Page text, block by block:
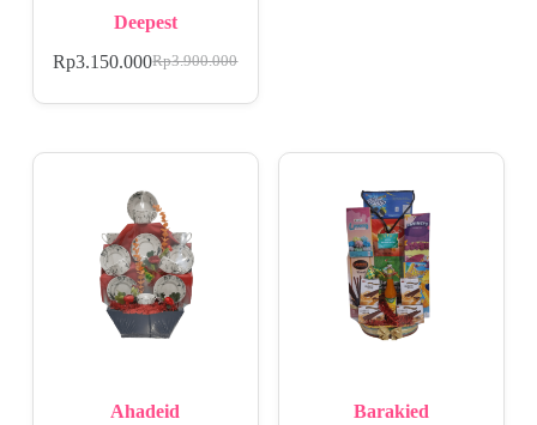
Deepest
Rp3.900.000
Rp3.150.000
Ahadeid Barakied